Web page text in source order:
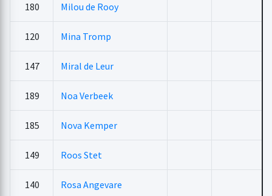
180 Milou de Rooy
120 Mina Tromp
147 Miral de Leur
189 Noa Verbeek
185 Nova Kemper
149 Roos Stet
140 Rosa Angevare